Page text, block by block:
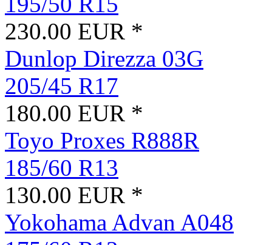
230.00 EUR *
Dunlop Direzza 03G
205/45 R17
180.00 EUR *
Toyo Proxes R888R
185/60 R13
130.00 EUR *
Yokohama Advan A048